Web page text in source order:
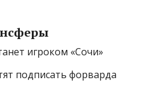
игроком «Сочи»
подписать форварда